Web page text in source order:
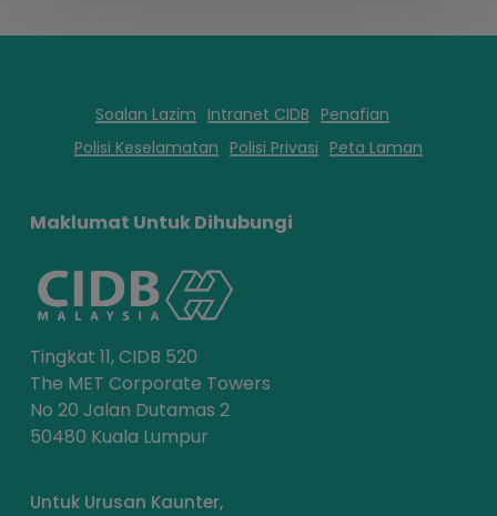
Soalan Lazim Intranet CIDB Penafian
Polisi Keselamatan Polisi Privasi Peta Laman
Maklumat Untuk Dihubungi
Tingkat 11, CIDB 520
The MET Corporate Towers
No 20 Jalan Dutamas 2
50480 Kuala Lumpur
Untuk Urusan Kaunter,